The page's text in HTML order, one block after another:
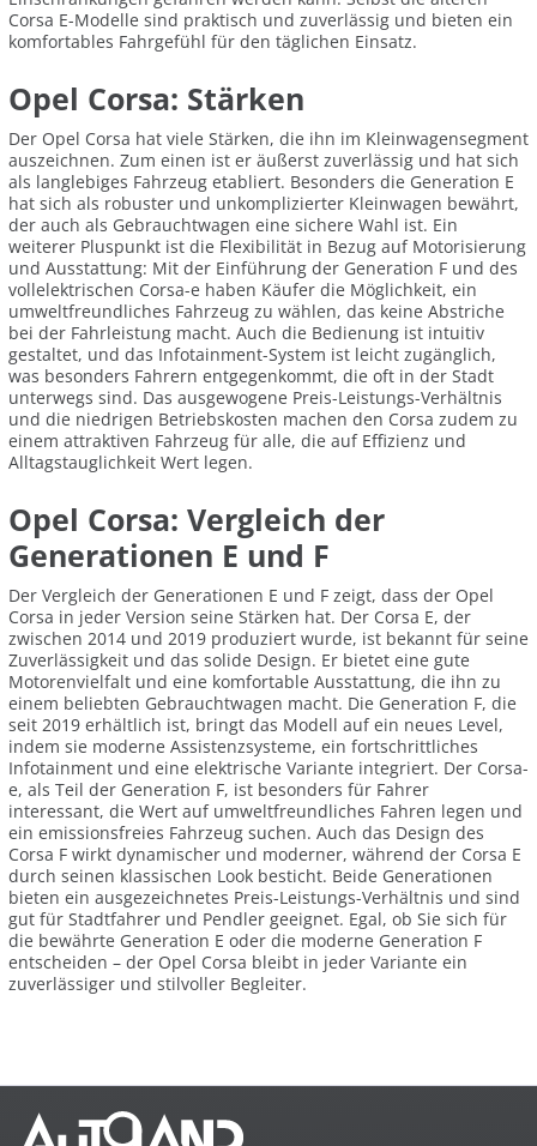
Corsa E-Modelle sind praktisch und zuverlässig und bieten ein
komfortables Fahrgefühl für den täglichen Einsatz.
Opel Corsa: Stärken
Der Opel Corsa hat viele Stärken, die ihn im Kleinwagensegment
auszeichnen. Zum einen ist er äußerst zuverlässig und hat sich
als langlebiges Fahrzeug etabliert. Besonders die Generation E
hat sich als robuster und unkomplizierter Kleinwagen bewährt,
der auch als Gebrauchtwagen eine sichere Wahl ist. Ein
weiterer Pluspunkt ist die Flexibilität in Bezug auf Motorisierung
und Ausstattung: Mit der Einführung der Generation F und des
vollelektrischen Corsa-e haben Käufer die Möglichkeit, ein
umweltfreundliches Fahrzeug zu wählen, das keine Abstriche
bei der Fahrleistung macht. Auch die Bedienung ist intuitiv
gestaltet, und das Infotainment-System ist leicht zugänglich,
was besonders Fahrern entgegenkommt, die oft in der Stadt
unterwegs sind. Das ausgewogene Preis-Leistungs-Verhältnis
und die niedrigen Betriebskosten machen den Corsa zudem zu
einem attraktiven Fahrzeug für alle, die auf Effizienz und
Alltagstauglichkeit Wert legen.
Opel Corsa: Vergleich der
Generationen E und F
Der Vergleich der Generationen E und F zeigt, dass der Opel
Corsa in jeder Version seine Stärken hat. Der Corsa E, der
zwischen 2014 und 2019 produziert wurde, ist bekannt für seine
Zuverlässigkeit und das solide Design. Er bietet eine gute
Motorenvielfalt und eine komfortable Ausstattung, die ihn zu
einem beliebten Gebrauchtwagen macht. Die Generation F, die
seit 2019 erhältlich ist, bringt das Modell auf ein neues Level,
indem sie moderne Assistenzsysteme, ein fortschrittliches
Infotainment und eine elektrische Variante integriert. Der Corsa-
e, als Teil der Generation F, ist besonders für Fahrer
interessant, die Wert auf umweltfreundliches Fahren legen und
ein emissionsfreies Fahrzeug suchen. Auch das Design des
Corsa F wirkt dynamischer und moderner, während der Corsa E
durch seinen klassischen Look besticht. Beide Generationen
bieten ein ausgezeichnetes Preis-Leistungs-Verhältnis und sind
gut für Stadtfahrer und Pendler geeignet. Egal, ob Sie sich für
die bewährte Generation E oder die moderne Generation F
entscheiden – der Opel Corsa bleibt in jeder Variante ein
zuverlässiger und stilvoller Begleiter.